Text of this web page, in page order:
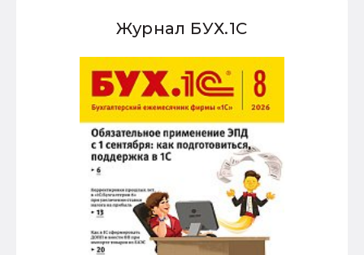
Журнал БУХ.1С